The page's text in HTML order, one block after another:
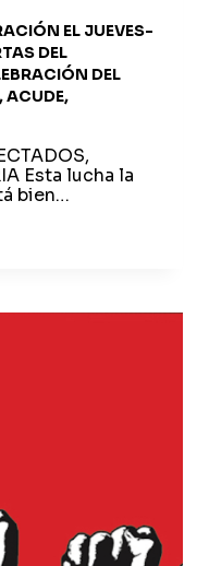
EL JUEVES-
DEL
DEL
ACUDE,
Esta lucha la
bien…